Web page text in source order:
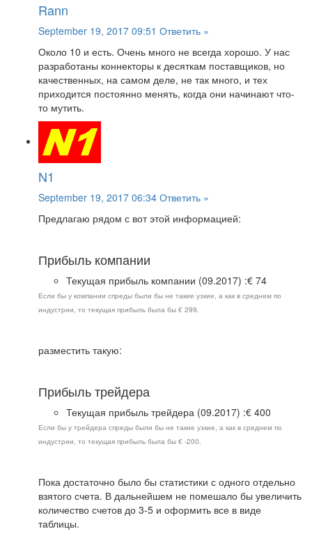
Rann
September 19, 2017 09:51 Ответить »
Около 10 и есть. Очень много не всегда хорошо. У нас
разработаны коннекторы к десяткам поставщиков, но
качественных, на самом деле, не так много, и тех
приходится постоянно менять, когда они начинают что-
то мутить.
N1
September 19, 2017 06:34 Ответить »
Предлагаю рядом с вот этой информацией:
Прибыль компании
Текущая прибыль компании (09.2017) :€ 74
Если бы у компании спреды были бы не такие узкие, а как в среднем по
индустрии, то текущая прибыль была бы € 299.
разместить такую:
Прибыль трейдера
Текущая прибыль трейдера (09.2017) :€ 400
Если бы у трейдера спреды были бы не такие узкие, а как в среднем по
индустрии, то текущая прибыль была бы € -200.
Пока достаточно было бы статистики с одного отдельно
взятого счета. В дальнейшем не помешало бы увеличить
количество счетов до 3-5 и оформить все в виде
таблицы.